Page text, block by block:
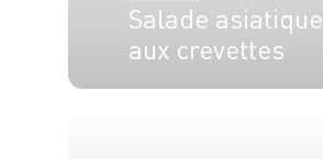
Salade asiatique
aux crevettes